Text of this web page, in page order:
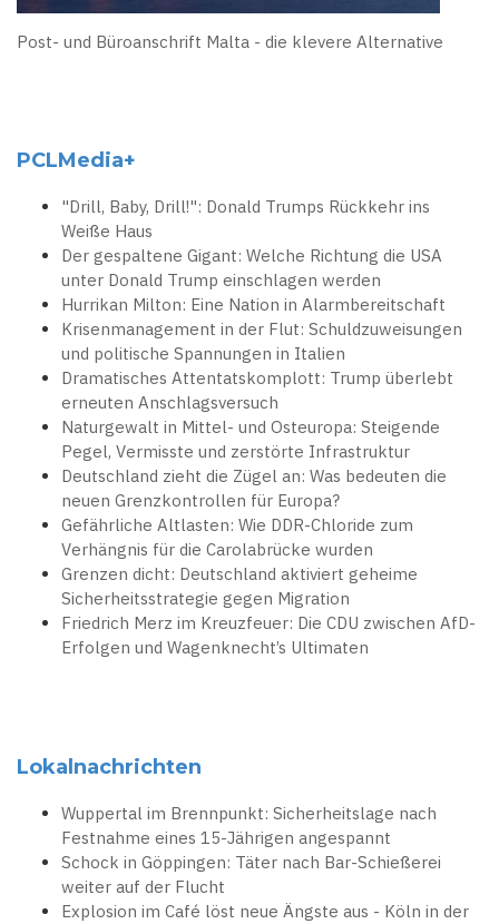
Post- und Büroanschrift Malta - die klevere Alternative
PCLMedia+
"Drill, Baby, Drill!": Donald Trumps Rückkehr ins
Weiße Haus
Der gespaltene Gigant: Welche Richtung die USA
unter Donald Trump einschlagen werden
Hurrikan Milton: Eine Nation in Alarmbereitschaft
Krisenmanagement in der Flut: Schuldzuweisungen
und politische Spannungen in Italien
Dramatisches Attentatskomplott: Trump überlebt
erneuten Anschlagsversuch
Naturgewalt in Mittel- und Osteuropa: Steigende
Pegel, Vermisste und zerstörte Infrastruktur
Deutschland zieht die Zügel an: Was bedeuten die
neuen Grenzkontrollen für Europa?
Gefährliche Altlasten: Wie DDR-Chloride zum
Verhängnis für die Carolabrücke wurden
Grenzen dicht: Deutschland aktiviert geheime
Sicherheitsstrategie gegen Migration
Friedrich Merz im Kreuzfeuer: Die CDU zwischen AfD-
Erfolgen und Wagenknecht’s Ultimaten
Lokalnachrichten
Wuppertal im Brennpunkt: Sicherheitslage nach
Festnahme eines 15-Jährigen angespannt
Schock in Göppingen: Täter nach Bar-Schießerei
weiter auf der Flucht
Explosion im Café löst neue Ängste aus - Köln in der